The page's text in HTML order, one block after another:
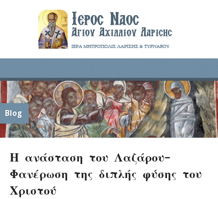
Blog
Η ανάσταση του Λαζάρου-
Φανέρωση της διπλής φύσης του
Χριστού